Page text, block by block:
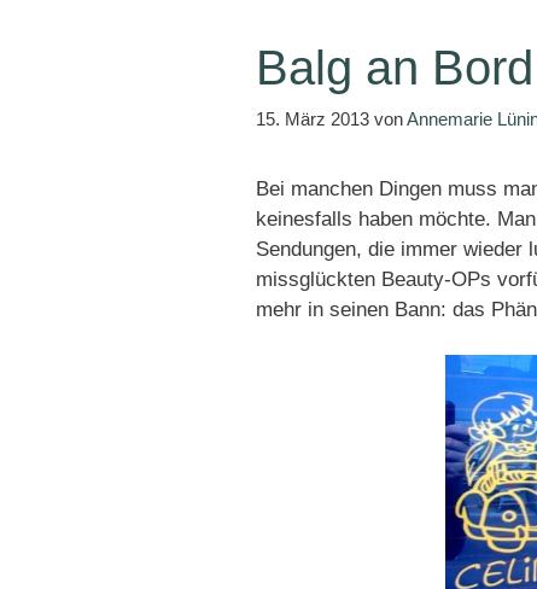
Balg an Bord
15. März 2013 vonAnnemarie
Bei manchen Dingen muss
keinesfalls haben möchte.
Sendungen, die immer wieder
missglückten Beauty-OPs
mehr in seinen Bann: das